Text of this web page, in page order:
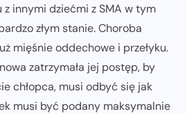
z innymi dziećmi z SMA w tym
złym stanie. Choroba
mięśnie oddechowe i przełyku.
zatrzymała jej postęp, by
chłopca, musi odbyć się jak
musi być podany maksymalnie